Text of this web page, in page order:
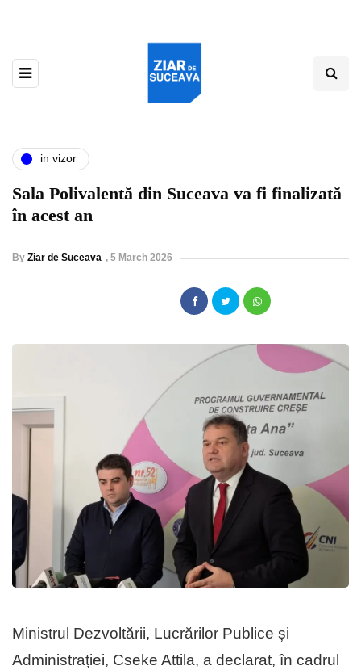
in vizor
Sala Polivalentă din Suceava va fi finalizată
în acest an
By Ziar de Suceava , 5 March 2026
Ministrul Dezvoltării, Lucrărilor Publice și
Administrației, Cseke Attila, a declarat, în cadrul